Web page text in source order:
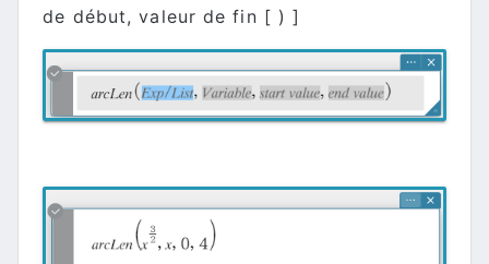
de début, valeur de fin [ ) ]